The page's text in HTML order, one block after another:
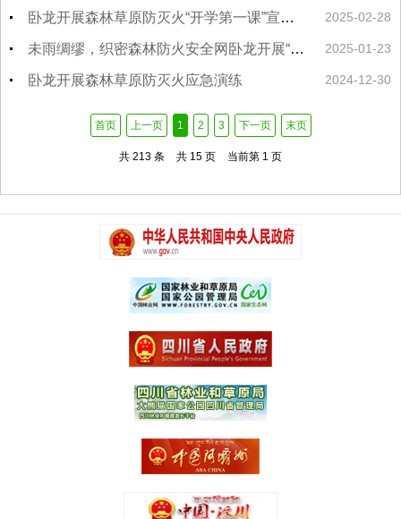
2025-02-28
卧龙开展森林草原防灭火“开学第一课”宣传教育活动
2025-01-23
未雨绸缪，织密森林防火安全网卧龙开展“百县千镇万村”林草火灾应急演练
2024-12-30
卧龙开展森林草原防灭火应急演练
首页 上一页 1 2 3 下一页 末页
共 213 条 共 15 页 当前第 1 页